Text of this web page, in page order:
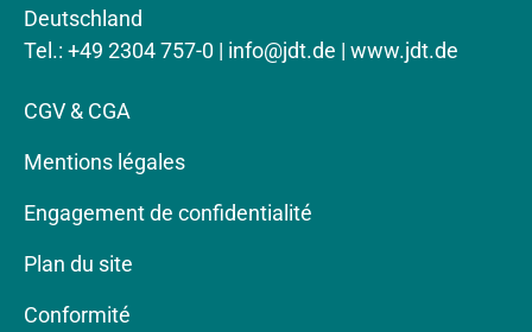
Deutschland
Tel.: +49 2304 757-0 | info@jdt.de | www.jdt.de
CGV & CGA
Mentions légales
Engagement de confidentialité
Plan du site
Conformité